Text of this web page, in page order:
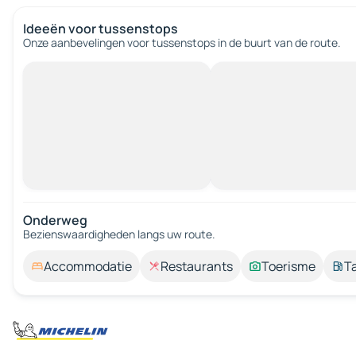
Ideeën voor tussenstops
Onze aanbevelingen voor tussenstops in de buurt van de route.
Onderweg
Bezienswaardigheden langs uw route.
Accommodatie Restaurants Toerisme